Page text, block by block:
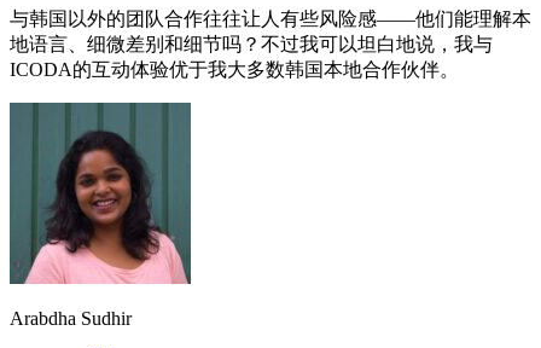
与韩国以外的团队合作往往让人有些风险感——他们能理解本
地语言、细微差别和细节吗？不过我可以坦白地说，我与
ICODA的互动体验优于我大多数韩国本地合作伙伴。
Arabdha Sudhir